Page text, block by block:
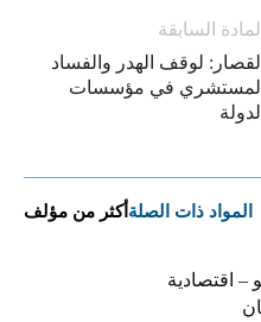
المادة السابقة
القصار: لوقف الهدر والفساد
المستشري في مؤسسات
الدولة
المواد ذات الصلة أكثر من مؤلف
– اقتصادية